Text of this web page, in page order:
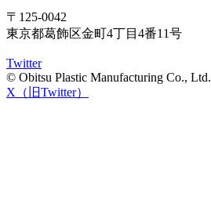
〒125-0042
東京都葛飾区金町4丁目4番11号
Twitter
© Obitsu Plastic Manufacturing Co., Ltd.
X（旧Twitter）